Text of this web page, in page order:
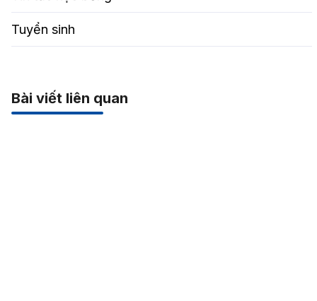
Tuyển sinh
Bài viết liên quan